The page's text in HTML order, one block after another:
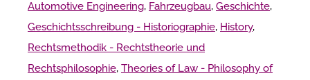
Automotive Engineering, Fahrzeugbau, Geschichte,
Geschichtsschreibung - Historiographie, History,
Rechtsmethodik - Rechtstheorie und
Rechtsphilosophie, Theories of Law - Philosophy of